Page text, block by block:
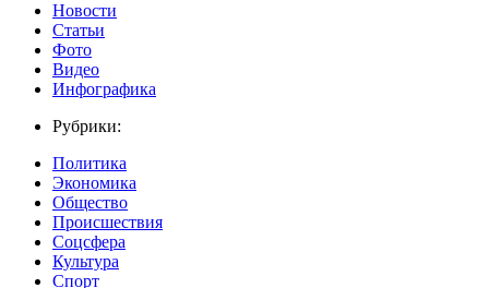
Новости
Статьи
Фото
Видео
Инфографика
Рубрики:
Политика
Экономика
Общество
Происшествия
Соцсфера
Культура
Спорт